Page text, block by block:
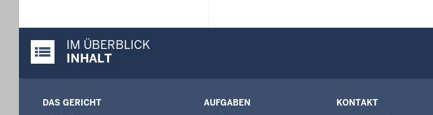
Justiz-Portal im Überblick:
IM ÜBERBLICK
INHALT
DAS GERICHT AUFGABEN KONTAKT